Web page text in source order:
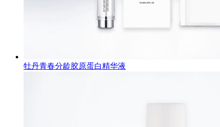
牡丹青春分龄胶原蛋白精华液